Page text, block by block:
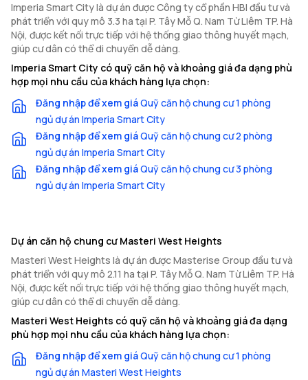
Imperia Smart City là dự án được Công ty cổ phần HBI đầu tư và
phát triển với quy mô 3.3 ha tại P. Tây Mỗ Q. Nam Từ Liêm TP. Hà
Nội, được kết nối trực tiếp với hệ thống giao thông huyết mạch,
giúp cư dân có thể di chuyển dễ dàng.
Imperia Smart City có quỹ căn hộ và khoảng giá đa dạng phù
hợp mọi nhu cầu của khách hàng lựa chọn:
Đăng nhập để xem giáQuỹ căn hộ chung cư 1 phòng
ngủ dự án Imperia Smart City
Đăng nhập để xem giáQuỹ căn hộ chung cư 2 phòng
ngủ dự án Imperia Smart City
Đăng nhập để xem giáQuỹ căn hộ chung cư 3 phòng
ngủ dự án Imperia Smart City
Dự án căn hộ chung cư Masteri West Heights
Masteri West Heights là dự án được Masterise Group đầu tư và
phát triển với quy mô 2.11 ha tại P. Tây Mỗ Q. Nam Từ Liêm TP. Hà
Nội, được kết nối trực tiếp với hệ thống giao thông huyết mạch,
giúp cư dân có thể di chuyển dễ dàng.
Masteri West Heights có quỹ căn hộ và khoảng giá đa dạng
phù hợp mọi nhu cầu của khách hàng lựa chọn:
Đăng nhập để xem giáQuỹ căn hộ chung cư 1 phòng
ngủ dự án Masteri West Heights